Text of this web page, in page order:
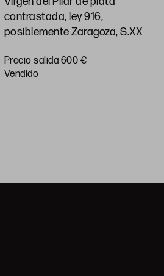
contrastada, ley 916,
posiblemente Zaragoza, S.XX
Precio salida 600 €
vendido